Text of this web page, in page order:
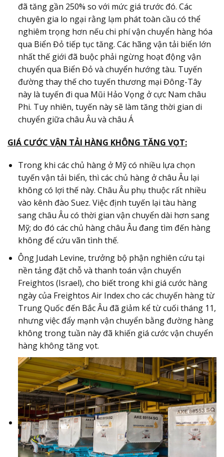
đã tăng gần 250% so với mức giá trước đó. Các
chuyên gia lo ngại rằng lạm phát toàn cầu có thể
nghiêm trọng hơn nếu chi phí vận chuyển hàng hóa
qua Biển Đỏ tiếp tục tăng. Các hãng vận tải biển lớn
nhất thế giới đã buộc phải ngừng hoạt động vận
chuyển qua Biển Đỏ và chuyển hướng tàu. Tuyến
đường thay thế cho tuyến thương mại Đông-Tây
này là tuyến đi qua Mũi Hảo Vọng ở cực Nam châu
Phi. Tuy nhiên, tuyến này sẽ làm tăng thời gian di
chuyển giữa châu Âu và châu Á
GIÁ CƯỚC VẬN TẢI HÀNG KHÔNG TĂNG VỌT:
Trong khi các chủ hàng ở Mỹ có nhiều lựa chọn
tuyến vận tải biển, thì các chủ hàng ở châu Âu lại
không có lợi thế này. Châu Âu phụ thuộc rất nhiều
vào kênh đào Suez. Việc định tuyến lại tàu hàng
sang châu Âu có thời gian vận chuyển dài hơn sang
Mỹ; do đó các chủ hàng châu Âu đang tìm đến hàng
không để cứu vãn tình thế.
Ông Judah Levine, trưởng bộ phận nghiên cứu tại
nền tảng đặt chỗ và thanh toán vận chuyển
Freightos (Israel), cho biết trong khi giá cước hàng
ngày của Freightos Air Index cho các chuyến hàng từ
Trung Quốc đến Bắc Âu đã giảm kể từ cuối tháng 11,
nhưng việc đẩy mạnh vận chuyển bằng đường hàng
không trong tuần này đã khiến giá cước vận chuyển
hàng không tăng vọt.